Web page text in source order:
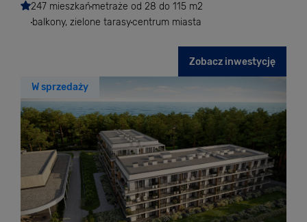
247 mieszkańmetraże od 28 do 115 m2
balkony, zielone tarasycentrum miasta
Zobacz inwestycję
W sprzedaży